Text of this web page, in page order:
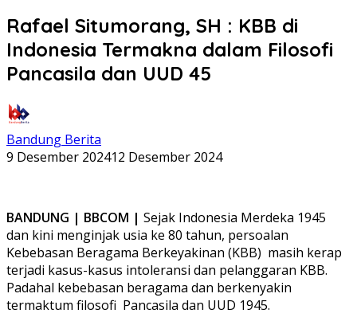
Rafael Situmorang, SH : KBB di
Indonesia Termakna dalam Filosofi
Pancasila dan UUD 45
Bandung Berita
9 Desember 202412 Desember 2024
BANDUNG | BBCOM | Sejak Indonesia Merdeka 1945
dan kini menginjak usia ke 80 tahun, persoalan
Kebebasan Beragama Berkeyakinan (KBB) masih kerap
terjadi kasus-kasus intoleransi dan pelanggaran KBB.
Padahal kebebasan beragama dan berkenyakin
termaktum filosofi Pancasila dan UUD 1945.